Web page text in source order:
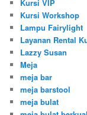
Kursi VIP
Kursi Workshop
Lampu Fairylight
Layanan Rental
Lazzy Susan
Meja
meja bar
meja barstool
meja bulat